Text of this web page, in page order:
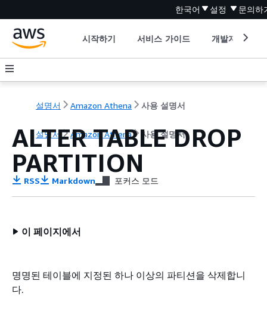
한국어 설정 문의하
시작하기 서비스 가이드 개발자 도구
설명서 Amazon Athena 사용 설명서
설명서 Amazon Athena 사용 설명서
ALTER TABLE DROP
PARTITION
RSS Markdown 포커스 모드
이 페이지에서
명명된 테이블에 지정된 하나 이상의 파티션을 삭제합니
다.